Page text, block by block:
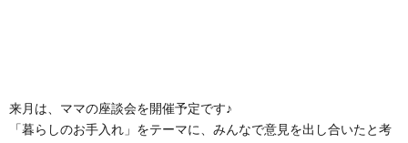
来月は、ママの座談会を開催予定です♪
「暮らしのお手入れ」をテーマに、みんなで意見を出し合いたと考